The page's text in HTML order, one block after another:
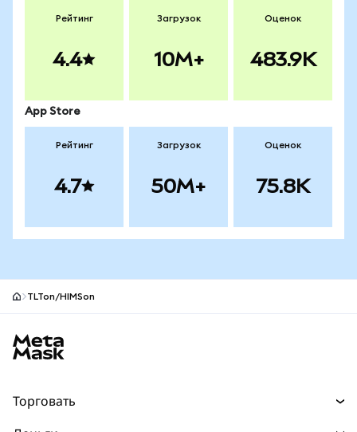
Рейтинг
4.4
Загрузок
10M+
Оценок
483.9K
App Store
Рейтинг
4.7
Загрузок
50M+
Оценок
75.8K
TLTon/HIMSon
Торговать